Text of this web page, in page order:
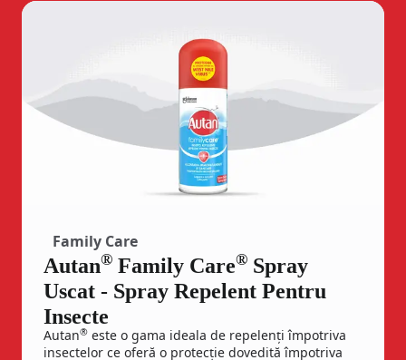
Family Care
Autan® Family Care® Spray
Uscat - Spray Repelent Pentru
Insecte
Autan® este o gama ideala de repelenți împotriva
insectelor ce oferă o protecție dovedită împotriva